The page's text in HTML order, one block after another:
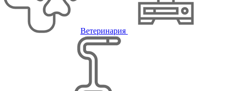
Ветеринария